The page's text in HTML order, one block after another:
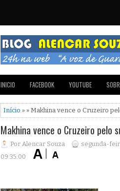
INICIO FACEBOOK YOUTUBE
Início » » Makhina vence o Cruzeiro
Makhina vence o Cruzeiro pelo
Por Alencar Souza segunda-
09:35:00